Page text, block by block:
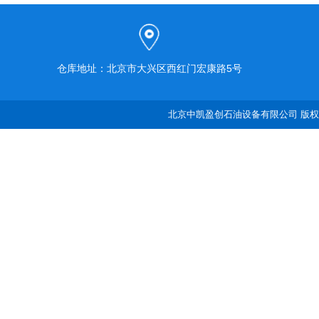
仓库地址：北京市大兴区西红门宏康路5号
北京中凯盈创石油设备有限公司 版